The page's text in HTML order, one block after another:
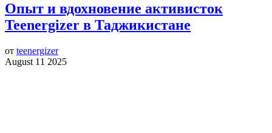
Опыт и вдохновение активисток
Teenergizer в Таджикистане
от teenergizer
August 11 2025